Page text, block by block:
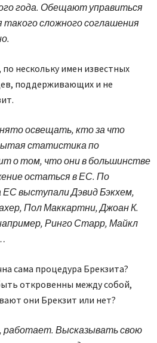
года. Обещают управиться
такого сложного соглашения
нескольку имен известных
поддерживающих и не
освещать, кто за что
статистика по
о том, что они в большинстве
остаться в ЕС. По
выступали Дэвид Бэкхем,
Пол Маккартни, Джоан К.
Ринго Старр, Майкл
сама процедура Брекзита?
откровенны между собой,
они Брекзит или нет?
работает. Высказывать свою